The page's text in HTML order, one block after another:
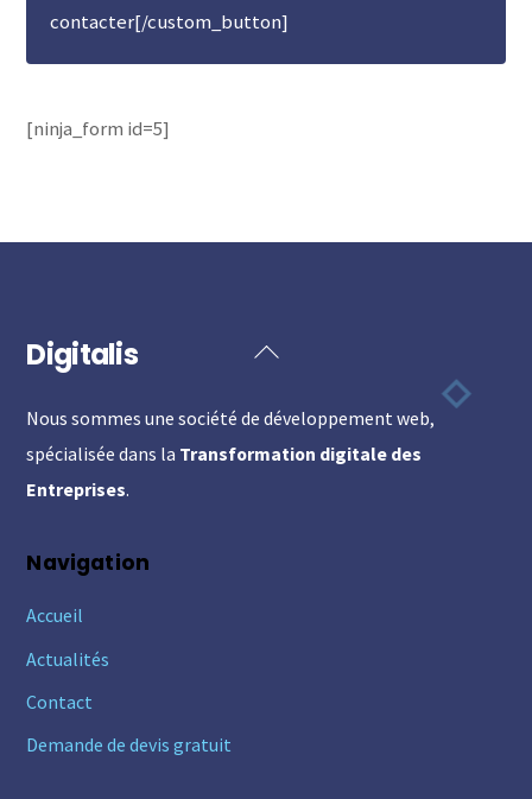
contacter[/custom_button]
[ninja_form id=5]
Back
Top
Digitalis
Nous sommes une société de développement web,
spécialisée dans la Transformation digitale des
Entreprises.
Navigation
Accueil
Actualités
Contact
Demande de devis gratuit